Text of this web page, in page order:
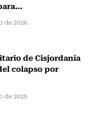
de 2026
de Cisjordania
colapso por
de 2026